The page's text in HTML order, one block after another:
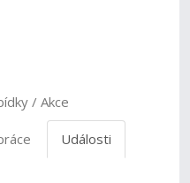
/ Akce
Události